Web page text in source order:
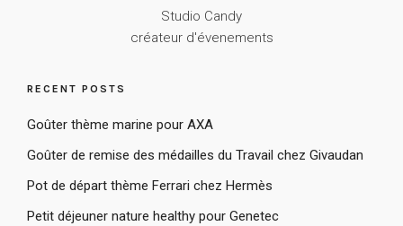
Studio Candy
créateur d'évenements
RECENT POSTS
Goûter thème marine pour AXA
Goûter de remise des médailles du Travail chez Givaudan
Pot de départ thème Ferrari chez Hermès
Petit déjeuner nature healthy pour Genetec